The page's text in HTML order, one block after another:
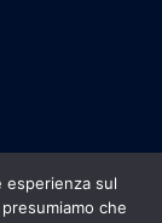
esperienza sul
che